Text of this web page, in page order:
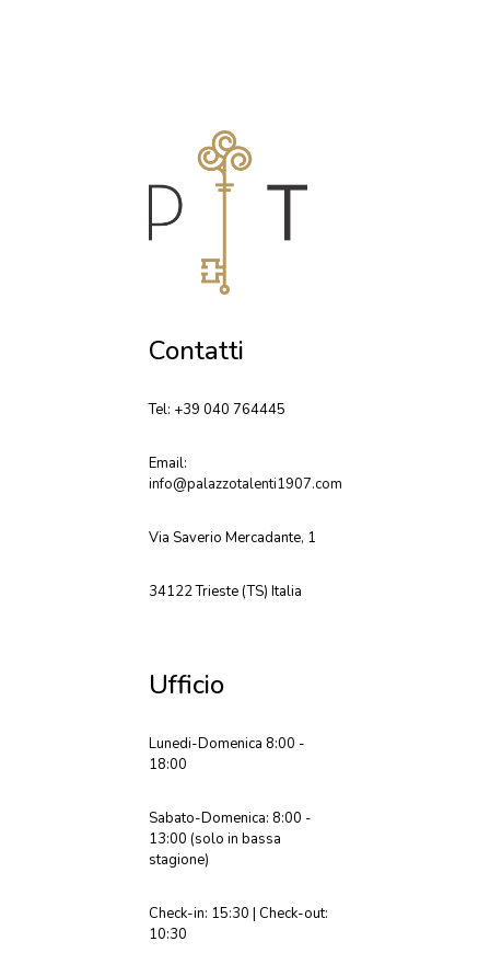
Contatti
Tel: +39 040 764445
Email:
info@palazzotalenti1907.com
Via Saverio Mercadante, 1
34122 Trieste (TS) Italia
Ufficio
Lunedi-Domenica 8:00 -
18:00
Sabato-Domenica: 8:00 -
13:00 (solo in bassa
stagione)
Check-in: 15:30 | Check-out:
10:30